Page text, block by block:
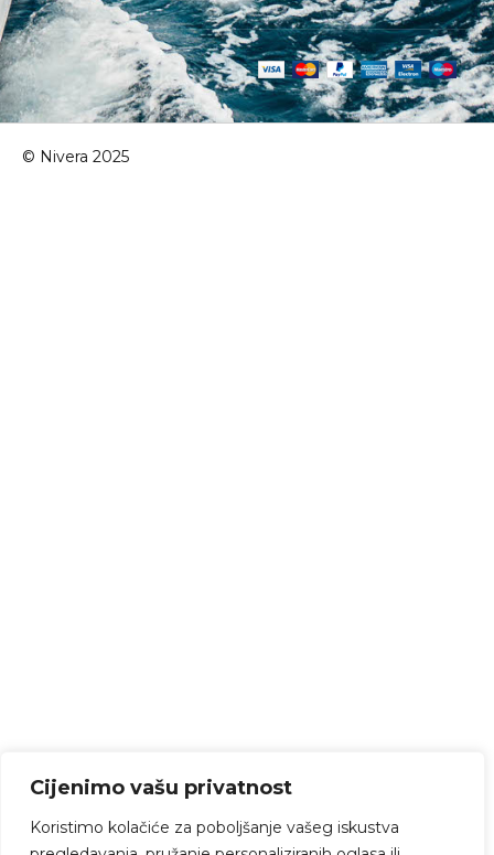
Cijenimo vašu privatnost
Koristimo kolačiće za poboljšanje vašeg iskustva
© Nivera 2025